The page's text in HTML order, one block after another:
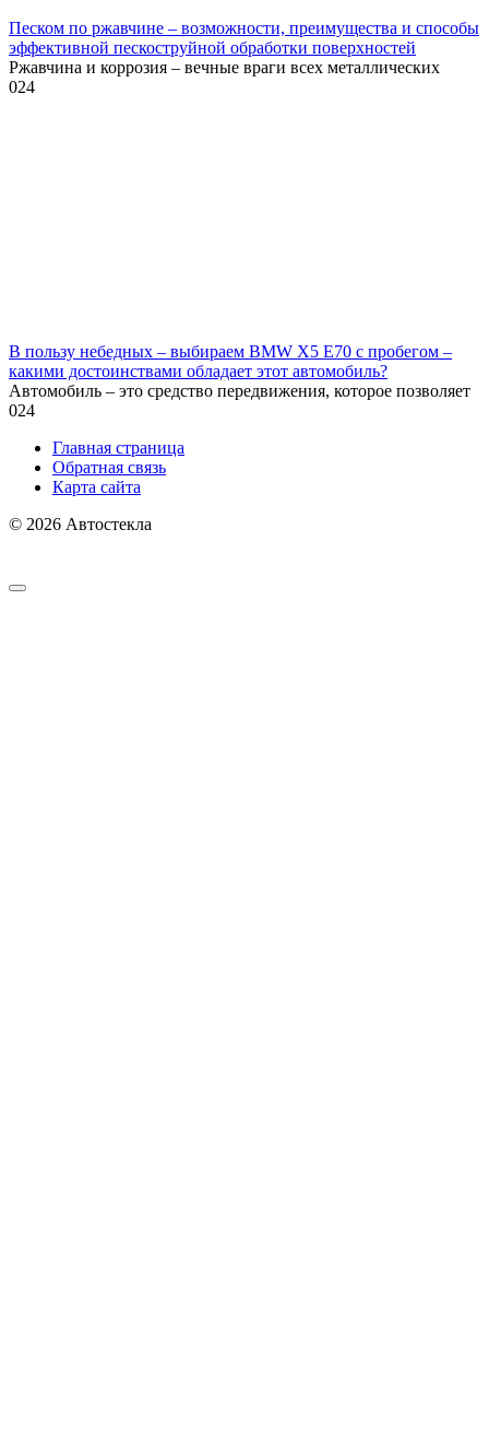
Песком по ржавчине – возможности, преимущества и способы
эффективной пескоструйной обработки поверхностей
Ржавчина и коррозия – вечные враги всех металлических
024
В пользу небедных – выбираем BMW X5 E70 с пробегом –
какими достоинствами обладает этот автомобиль?
Автомобиль – это средство передвижения, которое позволяет
024
Главная страница
Обратная связь
Карта сайта
© 2026 Автостекла